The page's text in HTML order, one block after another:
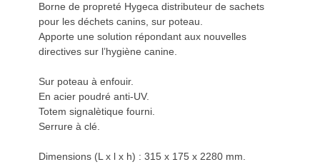
Borne de propreté Hygeca distributeur de sachets
pour les déchets canins, sur poteau.
Apporte une solution répondant aux nouvelles
directives sur l’hygiène canine.
Sur poteau à enfouir.
En acier poudré anti-UV.
Totem signalètique fourni.
Serrure à clé.
Dimensions (L x l x h) : 315 x 175 x 2280 mm.